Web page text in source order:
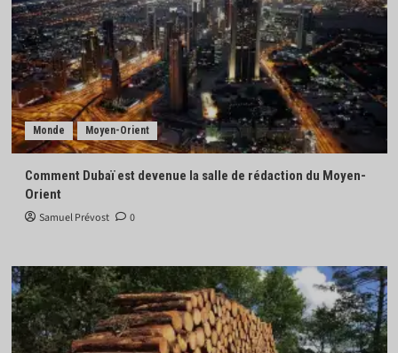
Monde Moyen-Orient
Comment Dubaï est devenue la salle de rédaction du Moyen-
Orient
Samuel Prévost 0